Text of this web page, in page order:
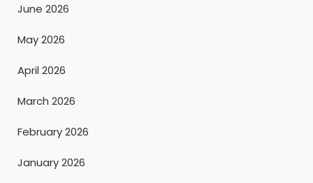
June 2026
May 2026
April 2026
March 2026
February 2026
January 2026